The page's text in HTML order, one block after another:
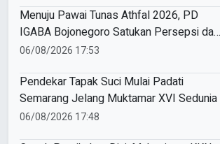
Menuju Pawai Tunas Athfal 2026, PD
IGABA Bojonegoro Satukan Persepsi dan
Utamakan Keselamatan Anak
06/08/2026 17:53
Pendekar Tapak Suci Mulai Padati
Semarang Jelang Muktamar XVI Sedunia
06/08/2026 17:48